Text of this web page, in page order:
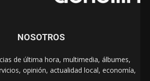
NOSOTROS
de última hora, multimedia, álbumes,
opinión, actualidad local, economía,